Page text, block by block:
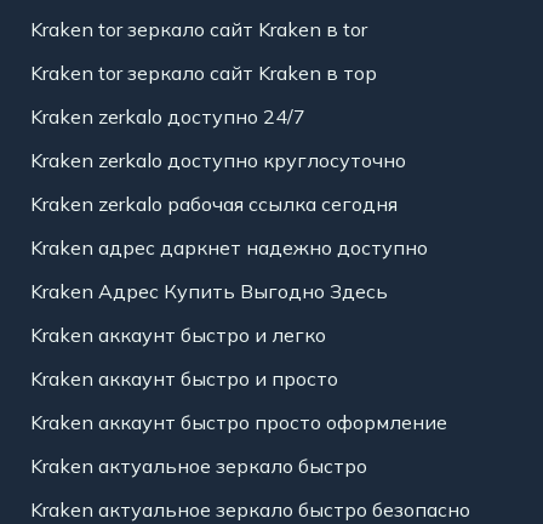
Kraken tor зеркало сайт Kraken в tor
Kraken tor зеркало сайт Kraken в тор
Kraken zerkalo доступно 24/7
Kraken zerkalo доступно круглосуточно
Kraken zerkalo рабочая ссылка сегодня
Kraken адрес даркнет надежно доступно
Kraken Адрес Купить Выгодно Здесь
Kraken аккаунт быстро и легко
Kraken аккаунт быстро и просто
Kraken аккаунт быстро просто оформление
Kraken актуальное зеркало быстро
Kraken актуальное зеркало быстро безопасно